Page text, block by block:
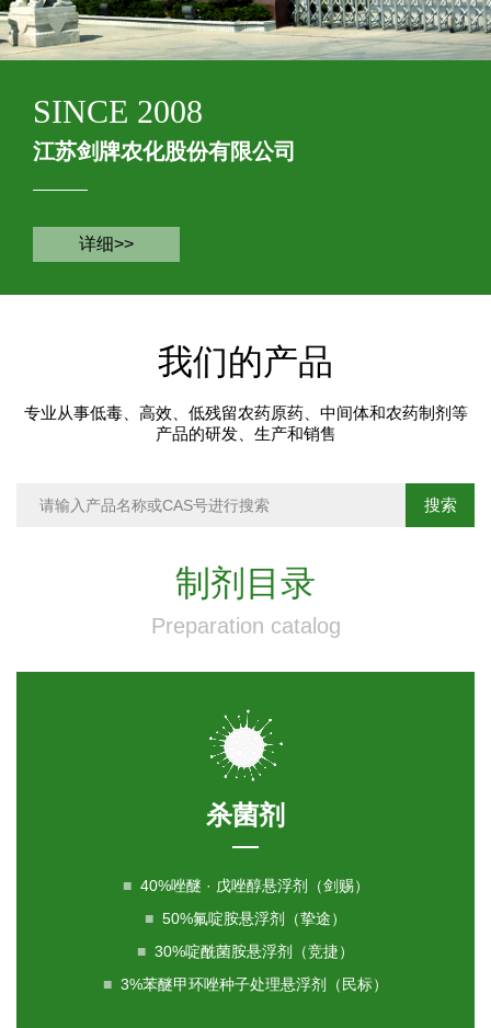
SINCE 2008
江苏剑牌农化股份有限公司
详细>>
我们的产品
专业从事低毒、高效、低残留农药原药、中间体和农药制剂等
产品的研发、生产和销售
制剂目录
Preparation catalog
杀菌剂
■ 40%唑醚 · 戊唑醇悬浮剂（剑赐）
■ 50%氟啶胺悬浮剂（挚途）
■ 30%啶酰菌胺悬浮剂（竞捷）
■ 3%苯醚甲环唑种子处理悬浮剂（民标）